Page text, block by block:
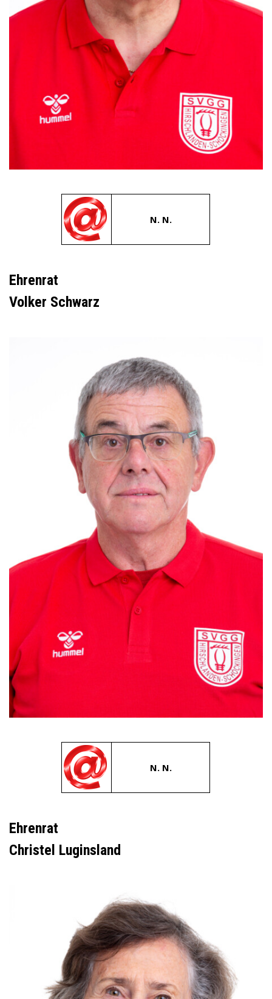
N. N.
Ehrenrat
Volker Schwarz
N. N.
Ehrenrat
Christel Luginsland